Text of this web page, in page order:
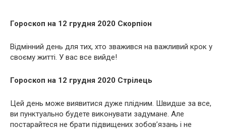
Гороскоп на 12 грудня 2020 Скорпіон
Відмінний день для тих, хто зважився на важливий крок у
своєму житті. У вас все вийде!
Гороскоп на 12 грудня 2020 Стрілець
Цей день може виявитися дуже плідним. Швидше за все,
ви пунктуально будете виконувати задумане. Але
постарайтеся не брати підвищених зобов’язань і не